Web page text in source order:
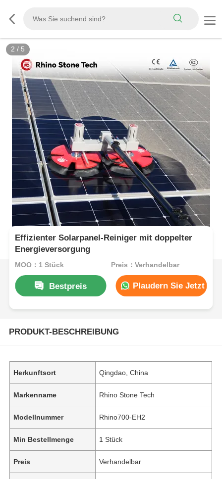
3 / 5
Effizienter Solarpanel-Reiniger mit doppelter
Energieversorgung
MOQ：1 Stück Preis：Verhandelbar
Bestpreis Plaudern Sie Jetzt
PRODUKT-BESCHREIBUNG
Herkunftsort Qingdao, China
Markenname Rhino Stone Tech
Modellnummer Rhino700-EH2
Min Bestellmenge 1 Stück
Preis Verhandelbar